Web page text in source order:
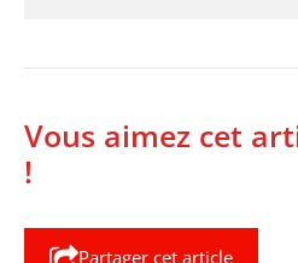
Vous aimez cet
!
Partager cet article